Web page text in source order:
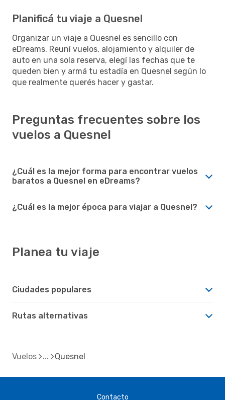
Planificá tu viaje a Quesnel
Organizar un viaje a Quesnel es sencillo con
eDreams. Reuní vuelos, alojamiento y alquiler de
auto en una sola reserva, elegí las fechas que te
queden bien y armá tu estadía en Quesnel según lo
que realmente querés hacer y gastar.
Preguntas frecuentes sobre los
vuelos a Quesnel
¿Cuál es la mejor forma para encontrar vuelos
baratos a Quesnel en eDreams?
¿Cuál es la mejor época para viajar a Quesnel?
Planea tu viaje
Ciudades populares
Rutas alternativas
Vuelos Quesnel
Contacto